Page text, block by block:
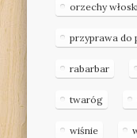
orzechy
przyprawa do
rabarbar
twaróg
wiśnie